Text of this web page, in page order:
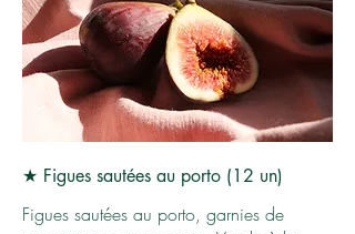
★ Figues sautées au porto (12 un)
Figues sautées au porto, garnies de